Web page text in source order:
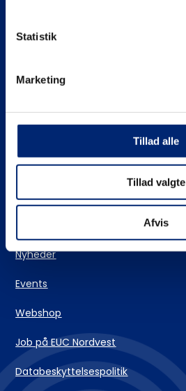
Statistik
Marketing
Tillad alle
Tillad valgte
Afvis
EUC Nordvests skolehjem
Login og IT-support
Kontakt
Nyheder
Events
Webshop
Job på EUC Nordvest
Databeskyttelsespolitik